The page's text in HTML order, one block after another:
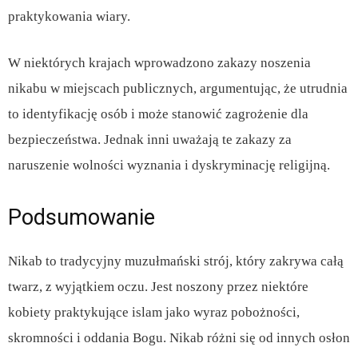
praktykowania wiary.
W niektórych krajach wprowadzono zakazy noszenia
nikabu w miejscach publicznych, argumentując, że utrudnia
to identyfikację osób i może stanowić zagrożenie dla
bezpieczeństwa. Jednak inni uważają te zakazy za
naruszenie wolności wyznania i dyskryminację religijną.
Podsumowanie
Nikab to tradycyjny muzułmański strój, który zakrywa całą
twarz, z wyjątkiem oczu. Jest noszony przez niektóre
kobiety praktykujące islam jako wyraz pobożności,
skromności i oddania Bogu. Nikab różni się od innych osłon